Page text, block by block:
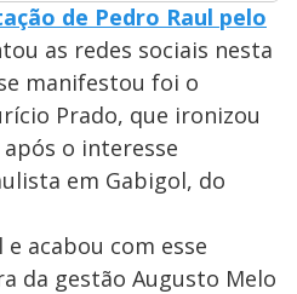
de Pedro Raul pelo
as redes sociais nesta
manifestou foi o
Prado, que ironizou
o interesse
em Gabigol, do
acabou com esse
da gestão Augusto Melo